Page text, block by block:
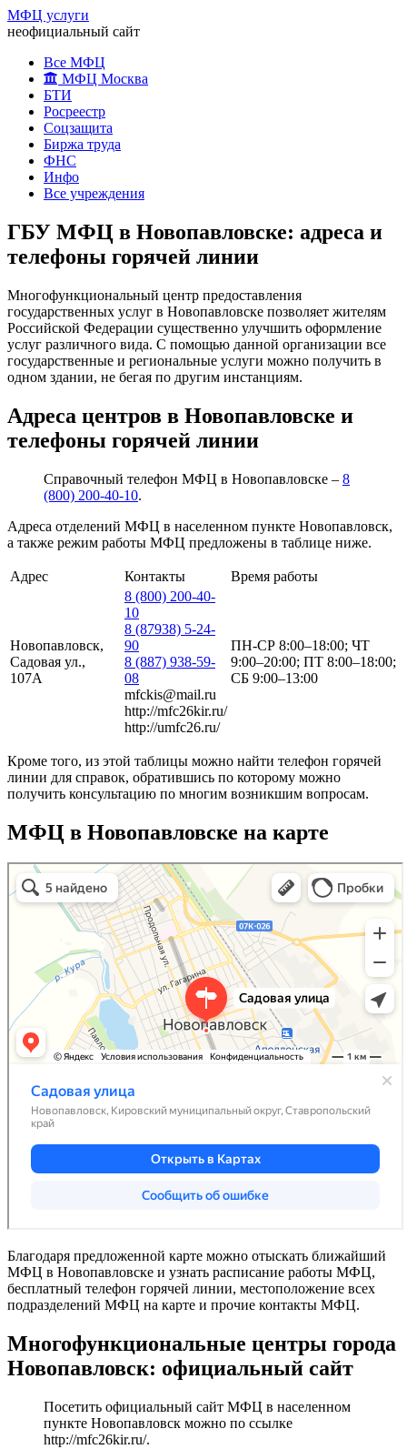
МФЦ услуги
неофициальный сайт
Все МФЦ
МФЦ Москва
БТИ
Росреестр
Соцзащита
Биржа труда
ФНС
Инфо
Все учреждения
ГБУ МФЦ в Новопавловске: адреса и
телефоны горячей линии
Многофункциональный центр предоставления
государственных услуг в Новопавловске позволяет жителям
Российской Федерации существенно улучшить оформление
услуг различного вида. С помощью данной организации все
государственные и региональные услуги можно получить в
одном здании, не бегая по другим инстанциям.
Адреса центров в Новопавловске и
телефоны горячей линии
Справочный телефон МФЦ в Новопавловске – 8
(800) 200-40-10.
Адреса отделений МФЦ в населенном пункте Новопавловск,
а также режим работы МФЦ предложены в таблице ниже.
Адрес Контакты Время работы
Новопавловск,
Садовая ул.,
107А
8 (800) 200-40-
10
8 (87938) 5-24-
90
8 (887) 938-59-
08
mfckis@mail.ru
http://mfc26kir.ru/
http://umfc26.ru/
ПН-СР 8:00–18:00; ЧТ
9:00–20:00; ПТ 8:00–18:00;
СБ 9:00–13:00
Кроме того, из этой таблицы можно найти телефон горячей
линии для справок, обратившись по которому можно
получить консультацию по многим возникшим вопросам.
МФЦ в Новопавловске на карте
Благодаря предложенной карте можно отыскать ближайший
МФЦ в Новопавловске и узнать расписание работы МФЦ,
бесплатный телефон горячей линии, местоположение всех
подразделений МФЦ на карте и прочие контакты МФЦ.
Многофункциональные центры города
Новопавловск: официальный сайт
Посетить официальный сайт МФЦ в населенном
пункте Новопавловск можно по ссылке
http://mfc26kir.ru/.